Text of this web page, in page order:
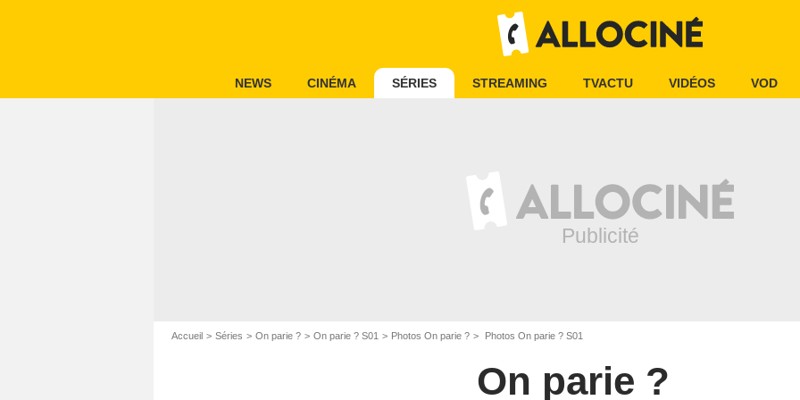
NEWS CINÉMA SÉRIES STREAMING TVACTU VIDÉOS VOD
Accueil Séries On parie ? On parie ? S01 Photos On parie ? Photos On parie ? S01
On parie ?